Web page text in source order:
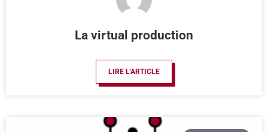
La virtual production
LIRE L'ARTICLE